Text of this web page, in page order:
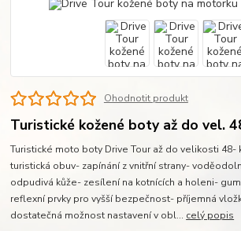
Ohodnotit produkt
Turistické kožené boty až do vel.
Turistické moto boty Drive Tour až do velikosti 48-
turistická obuv- zapínání z vnitřní strany-
odpudivá kůže- zesílení na kotnících a holeni-
reflexní prvky pro vyšší bezpečnost- příjemná
dostatečná možnost nastavení v obl... celý popis